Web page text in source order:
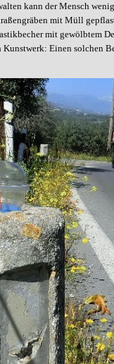
kann der Mensch
mit Müll
mit gewölbtem
Kunstwerk: Einen solchen